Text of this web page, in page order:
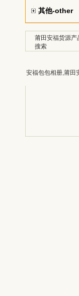
其他-other
莆田安福货源产
搜索
安福包包相册,莆田